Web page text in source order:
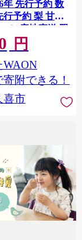
年 先行予約 数
行予約 梨 甘太
ツ 産地直送 限
新鮮 お取り寄
ギフト 高級 風
大玉 香り 上品
少価値 珍しい
玉県 久喜市 菖
円
WAON
附できる！
喜市